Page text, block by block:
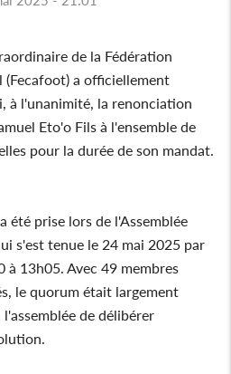
de la Fédération
(Fecafoot) a officiellement
à l'unanimité, la renonciation
Eto'o Fils à l'ensemble de
pour la durée de son mandat.
été prise lors de l'Assemblée
s'est tenue le 24 mai 2025 par
à 13h05. Avec 49 membres
le quorum était largement
de délibérer